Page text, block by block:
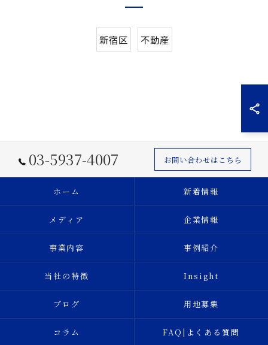
新宿区 不動産
03-5937-4007 お問い合わせはこちら
ホーム 新着情報
メディア 企業情報
事業内容 事例紹介
当社の特徴 Insight
ブログ 用地募集
コラム FAQ|よくある質問